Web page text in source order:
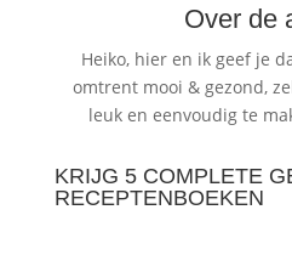
Over de
Heiko, hier en ik geef je
omtrent mooi & gezond,
leuk en eenvoudig te
KRIJG 5 COMPLETE
RECEPTENBOEKEN